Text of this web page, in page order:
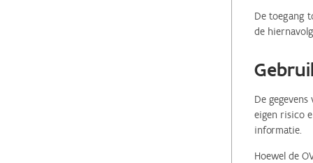
De toegang
de
De
eigen risico
informatie.
Hoewel de